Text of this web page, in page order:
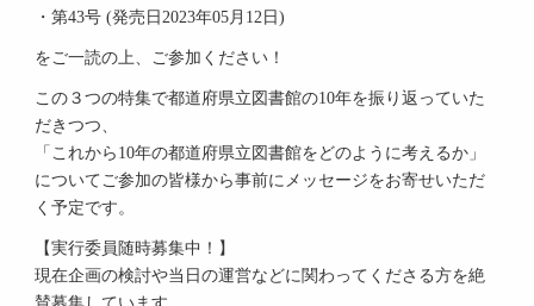
・第43号 (発売日2023年05月12日)
をご一読の上、ご参加ください！
この３つの特集で都道府県立図書館の10年を振り返っていた
だきつつ、
「これから10年の都道府県立図書館をどのように考えるか」
についてご参加の皆様から事前にメッセージをお寄せいただ
く予定です。
【実行委員随時募集中！】
現在企画の検討や当日の運営などに関わってくださる方を絶